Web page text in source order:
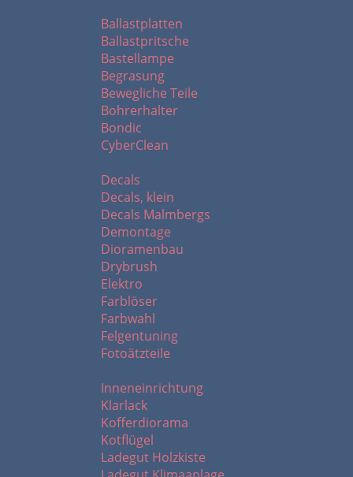
Ballastplatten
Ballastpritsche
Bastellampe
Begrasung
Bewegliche Teile
Bohrerhalter
Bondic
CyberClean
Decals
Decals, klein
Decals Malmbergs
Demontage
Dioramenbau
Drybrush
Elektro
Farblöser
Farbwahl
Felgentuning
Fotoätzteile
Inneneinrichtung
Klarlack
Kofferdiorama
Kotflügel
Ladegut Holzkiste